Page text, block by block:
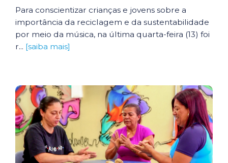
Para conscientizar crianças e jovens sobre a
importância da reciclagem e da sustentabilidade
por meio da música, na última quarta-feira (13) foi
r... [saiba mais]